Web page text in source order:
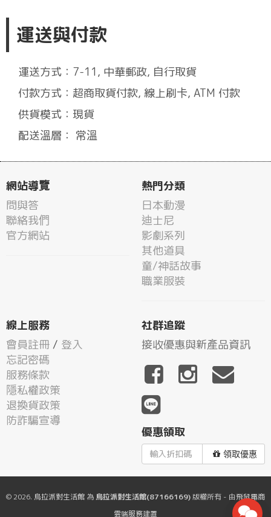
運送與付款
運送方式：7-11, 中華郵政, 自行取貨
付款方式：超商取貨付款, 線上刷卡, ATM 付款
供貨模式：現貨
配送溫層： 常溫
網站導覽
問與答
聯絡我們
官方網站
熱門分類
日本動漫
迪士尼
影劇系列
其他道具
童/神話故事
職業服裝
線上服務
會員註冊 / 登入
忘記密碼
服務條款
隱私權政策
退換貨政策
防詐騙宣導
社群追蹤
接收優惠與新產品資訊
優惠領取
領取優惠
© 2026. 烏拉派對生活館 為 烏拉派對生活館(87166169)版權所有 - 由飛鼠電商
雲端服務建置